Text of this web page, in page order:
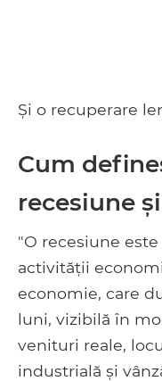
Și o recuperare
Cum
recesiune
"O recesiune
activității
economie, care
luni, vizibilă în
venituri reale,
industrială și